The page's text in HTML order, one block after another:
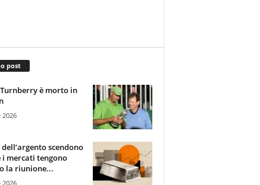
post
è morto in
2026
dell’argento scendono
i mercati tengono
la riunione...
2026